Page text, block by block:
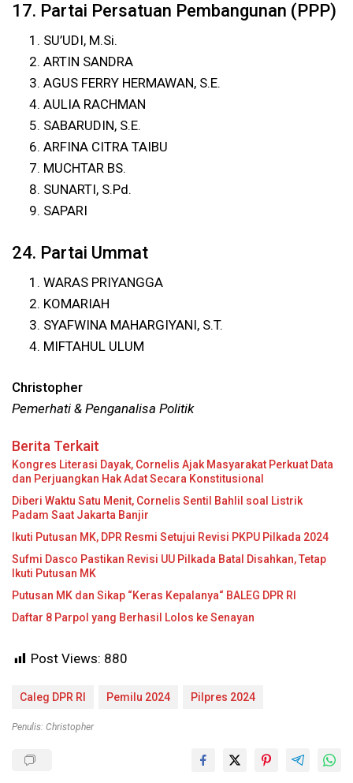
17. Partai Persatuan Pembangunan (PPP)
SU’UDI, M.Si.
ARTIN SANDRA
AGUS FERRY HERMAWAN, S.E.
AULIA RACHMAN
SABARUDIN, S.E.
ARFINA CITRA TAIBU
MUCHTAR BS.
SUNARTI, S.Pd.
SAPARI
24. Partai Ummat
WARAS PRIYANGGA
KOMARIAH
SYAFWINA MAHARGIYANI, S.T.
MIFTAHUL ULUM
Christopher
Pemerhati & Penganalisa Politik
Berita Terkait
Kongres Literasi Dayak, Cornelis Ajak Masyarakat Perkuat Data
dan Perjuangkan Hak Adat Secara Konstitusional
Diberi Waktu Satu Menit, Cornelis Sentil Bahlil soal Listrik
Padam Saat Jakarta Banjir
Ikuti Putusan MK, DPR Resmi Setujui Revisi PKPU Pilkada 2024
Sufmi Dasco Pastikan Revisi UU Pilkada Batal Disahkan, Tetap
Ikuti Putusan MK
Putusan MK dan Sikap “Keras Kepalanya“ BALEG DPR RI
Daftar 8 Parpol yang Berhasil Lolos ke Senayan
Post Views: 880
Caleg DPR RI Pemilu 2024 Pilpres 2024
Penulis: Christopher